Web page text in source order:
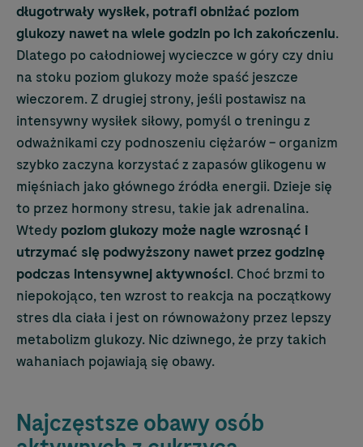
długotrwały wysiłek, potrafi obniżać poziom
glukozy nawet na wiele godzin po ich zakończeniu.
Dlatego po całodniowej wycieczce w góry czy dniu
na stoku poziom glukozy może spaść jeszcze
wieczorem. Z drugiej strony, jeśli postawisz na
intensywny wysiłek siłowy, pomyśl o treningu z
odważnikami czy podnoszeniu ciężarów – organizm
szybko zaczyna korzystać z zapasów glikogenu w
mięśniach jako głównego źródła energii. Dzieje się
to przez hormony stresu, takie jak adrenalina.
Wtedy poziom glukozy może nagle wzrosnąć i
utrzymać się podwyższony nawet przez godzinę
podczas intensywnej aktywności. Choć brzmi to
niepokojąco, ten wzrost to reakcja na początkowy
stres dla ciała i jest on równoważony przez lepszy
metabolizm glukozy. Nic dziwnego, że przy takich
wahaniach pojawiają się obawy.
Najczęstsze obawy osób